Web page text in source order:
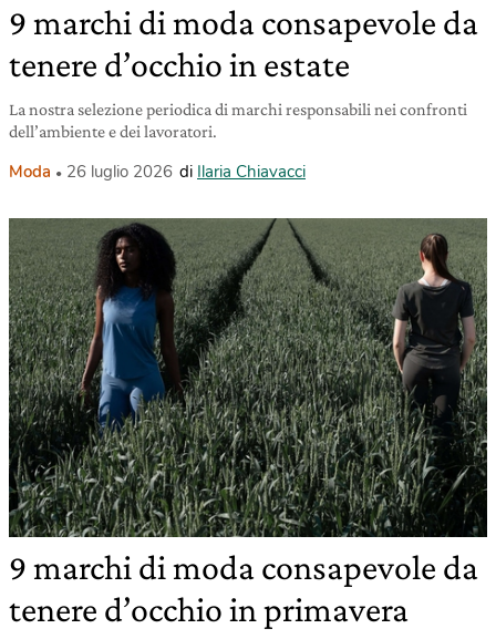
9 marchi di moda consapevole da
tenere d’occhio in estate
La nostra selezione periodica di marchi responsabili nei confronti
dell’ambiente e dei lavoratori.
Moda 26 luglio 2026 di Ilaria Chiavacci
9 marchi di moda consapevole da
tenere d’occhio in primavera